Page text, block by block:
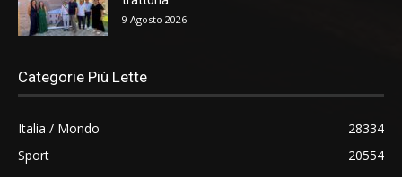
9 Agosto 2026
Categorie Più Lette
Italia / Mondo
28334
Sport
20554